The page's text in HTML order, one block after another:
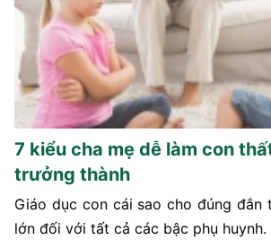
7 kiểu cha mẹ dễ làm con
trưởng thành
Giáo dục con cái sao cho đúng đắn
lớn đối với tất cả các bậc phụ huynh.